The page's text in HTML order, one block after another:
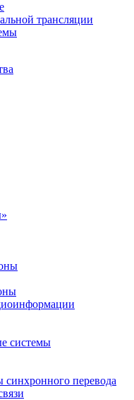
трансляции
системы
перевода